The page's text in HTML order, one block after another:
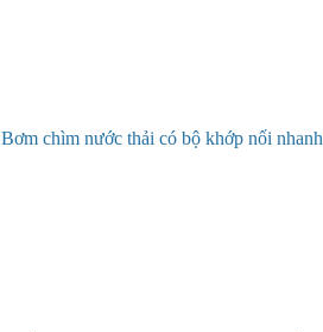
Bơm chìm nước thải có bộ khớp nối nhanh